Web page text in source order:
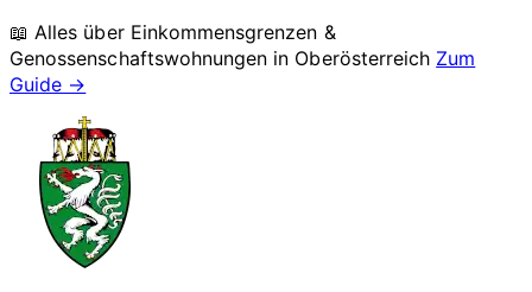
📖 Alles über Einkommensgrenzen &
Genossenschaftswohnungen in Oberösterreich Zum
Guide →